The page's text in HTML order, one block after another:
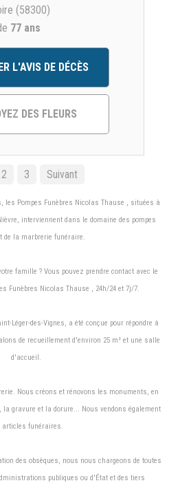
(58300)
77 ans
L'AVIS DE DÉCÈS
DES FLEURS
2 3 Suivant
les Pompes Funèbres Nicolas Thause , situées à
interviennent dans le domaine des pompes
de la marbrerie funéraire.
famille ? Vous pouvez prendre contact avec le
Funèbres Nicolas Thause , 24h/24 et 7j/7.
Léger-des-Vignes, a été conçue pour répondre à
de recueillement d'environ 25 m² et une salle
d'accueil.
Nous créons et rénovons les monuments, en
gravure et la dorure... Nous vendons également
articles funéraires.
des obsèques, nous nous chargeons de toutes
publiques ou d'État et des tiers